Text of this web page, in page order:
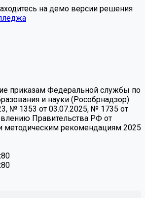
на демо версии решения
приказам Федеральной службы по
и науки (Рособрнадзор)
№ 1353 от 03.07.2025, № 1735 от
Правительства РФ от
методическим рекомендациям 2025